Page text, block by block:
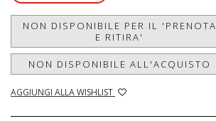
NON DISPONIBILE PER IL 'PRENOTA
E RITIRA'
NON DISPONIBILE ALL'ACQUISTO
AGGIUNGI ALLA WISHLIST